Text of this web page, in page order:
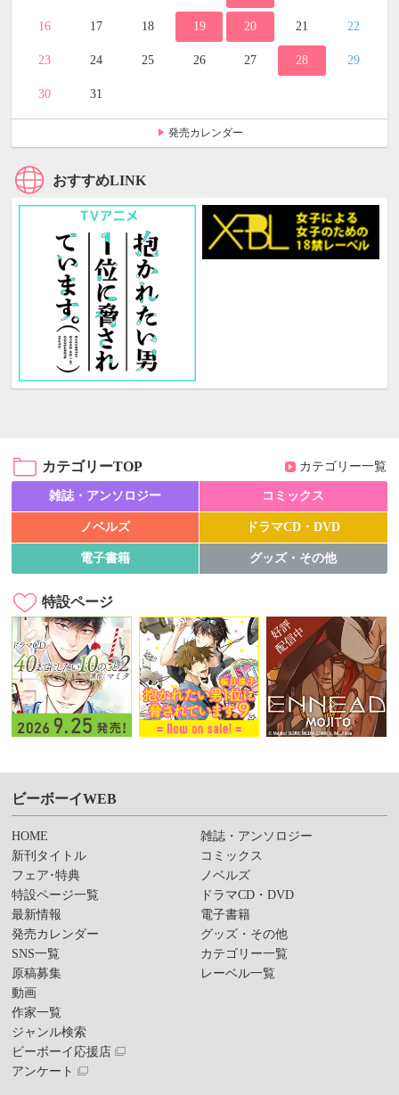
16 17 18 19 20 21 22
23 24 25 26 27 28 29
30 31
発売カレンダー
おすすめLINK
カテゴリーTOP カテゴリー一覧
雑誌・アンソロジー コミックス
ノベルズ ドラマCD・DVD
電子書籍 グッズ・その他
特設ページ
ビーボーイWEB
HOME
新刊タイトル
フェア･特典
特設ページ一覧
最新情報
発売カレンダー
SNS一覧
原稿募集
動画
作家一覧
ジャンル検索
ビーボーイ応援店
アンケート
雑誌・アンソロジー
コミックス
ノベルズ
ドラマCD・DVD
電子書籍
グッズ・その他
カテゴリー一覧
レーベル一覧